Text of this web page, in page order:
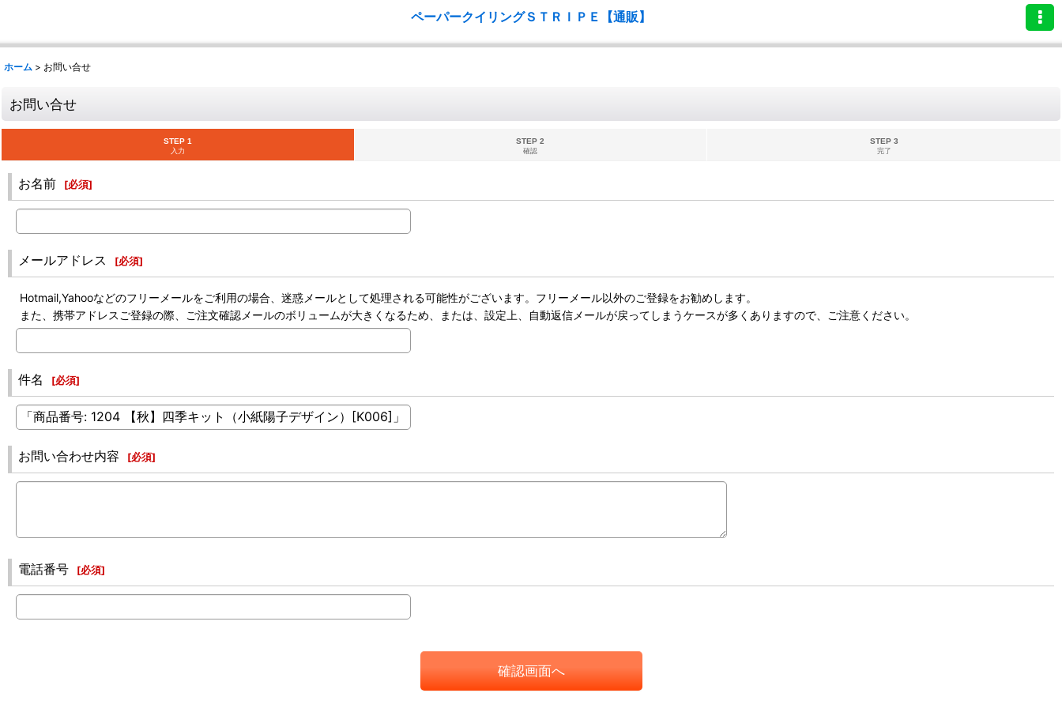
ペーパークイリングＳＴＲＩＰＥ【通販】
ホーム > お問い合せ
お問い合せ
STEP 1
入力
STEP 2
確認
STEP 3
完了
お名前 [必須]
メールアドレス [必須]
Hotmail,Yahooなどのフリーメールをご利用の場合、迷惑メールとして処理される可能性がございます。フリーメール以外のご登録をお勧めします。
また、携帯アドレスご登録の際、ご注文確認メールのボリュームが大きくなるため、または、設定上、自動返信メールが戻ってしまうケースが多くありますので、ご注意ください。
件名 [必須]
お問い合わせ内容 [必須]
電話番号 [必須]
確認画面へ